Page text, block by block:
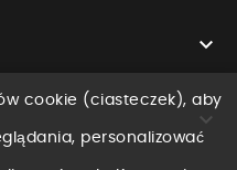


cookie (ciasteczek), aby
personalizować